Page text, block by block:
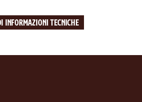
INFORMAZIONI TECNICHE